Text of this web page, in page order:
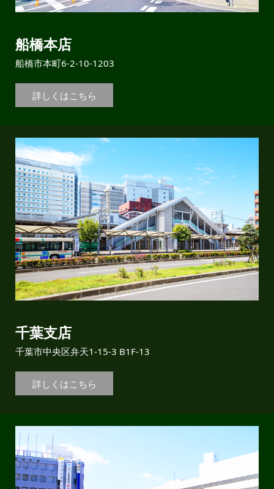
船橋本店
船橋市本町6-2-10-1203
詳しくはこちら
千葉支店
千葉市中央区弁天1-15-3 B1F-13
詳しくはこちら